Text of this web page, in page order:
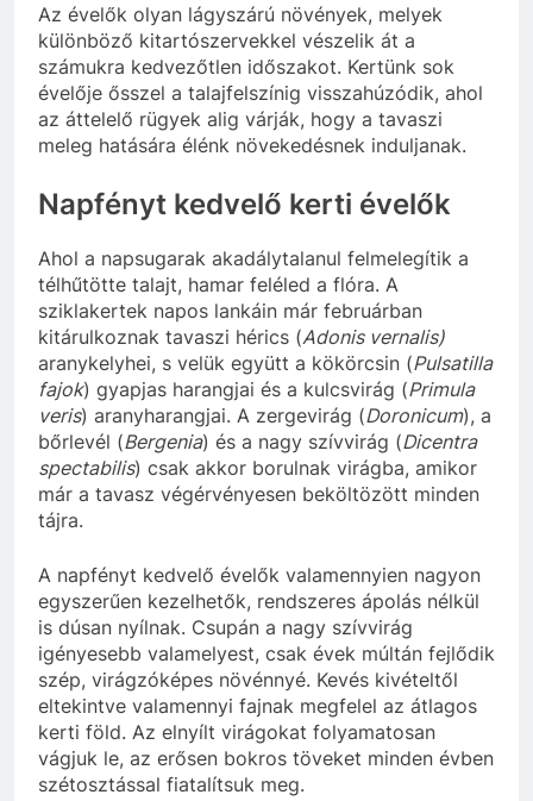
Az évelők olyan lágyszárú növények, melyek
különböző kitartószervekkel vészelik át a
számukra kedvezőtlen időszakot. Kertünk sok
évelője ősszel a talajfelszínig visszahúzódik, ahol
az áttelelő rügyek alig várják, hogy a tavaszi
meleg hatására élénk növekedésnek induljanak.
Napfényt kedvelő kerti évelők
Ahol a napsugarak akadálytalanul felmelegítik a
télhűtötte talajt, hamar feléled a flóra. A
sziklakertek napos lankáin már februárban
kitárulkoznak tavaszi hérics (Adonis vernalis)
aranykelyhei, s velük együtt a kökörcsin (Pulsatilla
fajok) gyapjas harangjai és a kulcsvirág (Primula
veris) aranyharangjai. A zergevirág (Doronicum), a
bőrlevél (Bergenia) és a nagy szívvirág (Dicentra
spectabilis) csak akkor borulnak virágba, amikor
már a tavasz végérvényesen beköltözött minden
tájra.
A napfényt kedvelő évelők valamennyien nagyon
egyszerűen kezelhetők, rendszeres ápolás nélkül
is dúsan nyílnak. Csupán a nagy szívvirág
igényesebb valamelyest, csak évek múltán fejlődik
szép, virágzóképes növénnyé. Kevés kivételtől
eltekintve valamennyi fajnak megfelel az átlagos
kerti föld. Az elnyílt virágokat folyamatosan
vágjuk le, az erősen bokros töveket minden évben
szétosztással fiatalítsuk meg.